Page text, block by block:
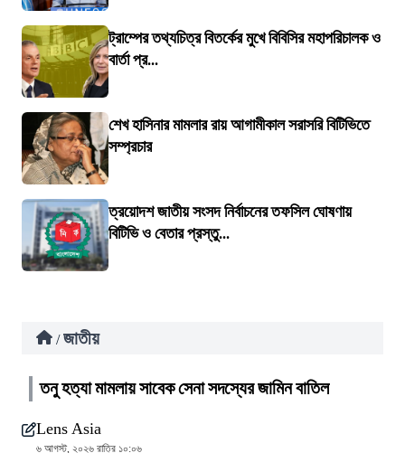
ট্রাম্পের তথ্যচিত্র বিতর্কের মুখে বিবিসির মহাপরিচালক ও
বার্তা প্র...
শেখ হাসিনার মামলার রায় আগামীকাল সরাসরি বিটিভিতে
সম্প্রচার
ত্রয়োদশ জাতীয় সংসদ নির্বাচনের তফসিল ঘোষণায়
বিটিভি ও বেতার প্রস্তু...
/ জাতীয়
তনু হত্যা মামলায় সাবেক সেনা সদস্যের জামিন বাতিল
Lens Asia
৬ আগস্ট, ২০২৬ রাত্রি ১০:০৬